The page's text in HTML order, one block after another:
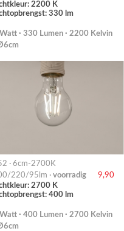
2200 K
330 lm
· 330 Lumen · 2200 Kelvin
· 6cm-2700K
220/95lm · voorradig
9,90
2700 K
400 lm
· 400 Lumen · 2700 Kelvin